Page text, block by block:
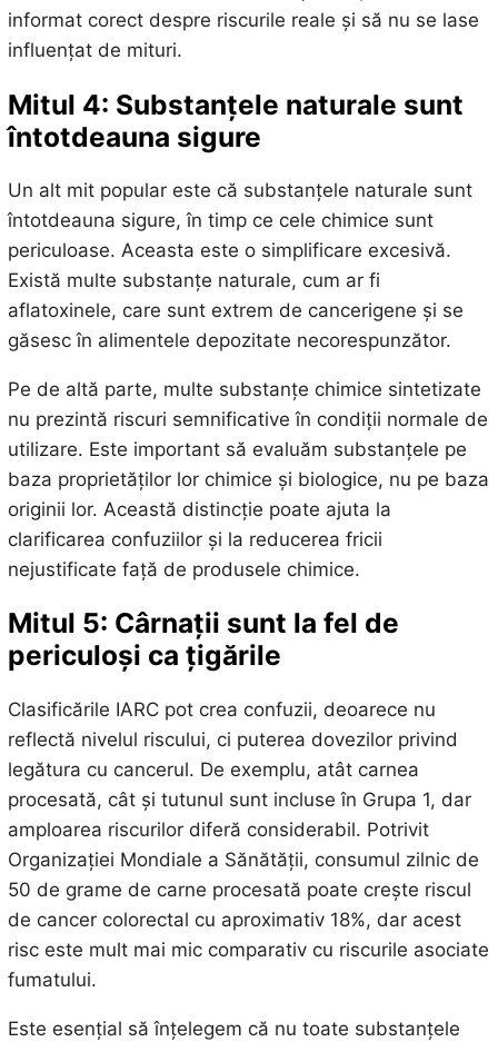
informat corect despre riscurile reale și să nu se lase
influențat de mituri.
Mitul 4: Substanțele naturale sunt
întotdeauna sigure
Un alt mit popular este că substanțele naturale sunt
întotdeauna sigure, în timp ce cele chimice sunt
periculoase. Aceasta este o simplificare excesivă.
Există multe substanțe naturale, cum ar fi
aflatoxinele, care sunt extrem de cancerigene și se
găsesc în alimentele depozitate necorespunzător.
Pe de altă parte, multe substanțe chimice sintetizate
nu prezintă riscuri semnificative în condiții normale de
utilizare. Este important să evaluăm substanțele pe
baza proprietăților lor chimice și biologice, nu pe baza
originii lor. Această distincție poate ajuta la
clarificarea confuziilor și la reducerea fricii
nejustificate față de produsele chimice.
Mitul 5: Cârnații sunt la fel de
periculoși ca țigările
Clasificările IARC pot crea confuzii, deoarece nu
reflectă nivelul riscului, ci puterea dovezilor privind
legătura cu cancerul. De exemplu, atât carnea
procesată, cât și tutunul sunt incluse în Grupa 1, dar
amploarea riscurilor diferă considerabil. Potrivit
Organizației Mondiale a Sănătății, consumul zilnic de
50 de grame de carne procesată poate crește riscul
de cancer colorectal cu aproximativ 18%, dar acest
risc este mult mai mic comparativ cu riscurile asociate
fumatului.
Este esențial să înțelegem că nu toate substanțele